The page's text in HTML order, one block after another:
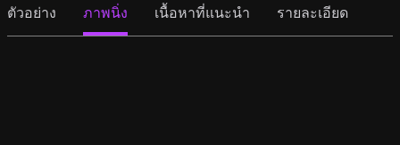
ตัวอย่าง ภาพนิ่ง เนื้อหาที่แนะนำ รายละเอียด